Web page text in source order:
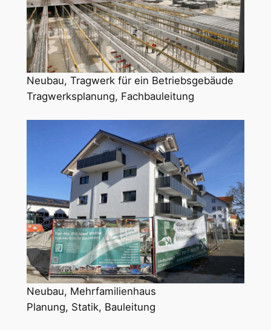
Neubau, Tragwerk für ein Betriebsgebäude
Tragwerksplanung, Fachbauleitung
Neubau, Mehrfamilienhaus
Planung, Statik, Bauleitung